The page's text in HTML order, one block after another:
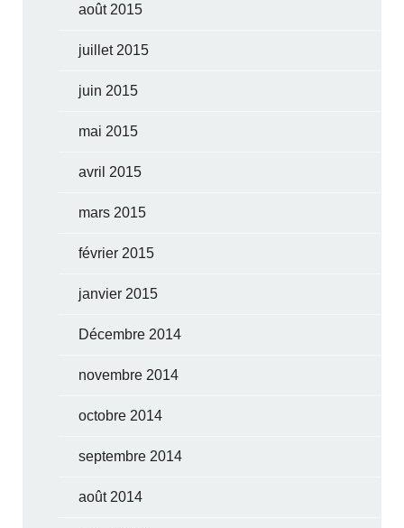
août 2015
juillet 2015
juin 2015
mai 2015
avril 2015
mars 2015
février 2015
janvier 2015
Décembre 2014
novembre 2014
octobre 2014
septembre 2014
août 2014